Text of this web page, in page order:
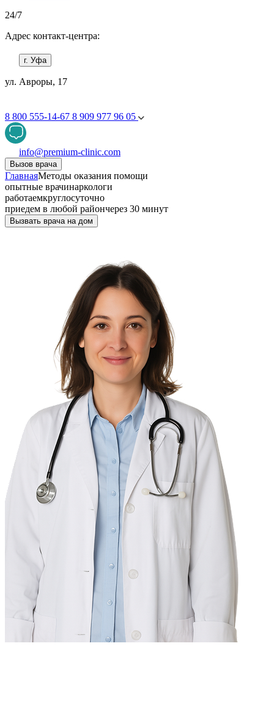
24/7
Адрес контакт-центра:
г. Уфа
ул. Авроры, 17
8 800 555-14-67 8 909 977 96 05
info@premium-clinic.com
Вызов врача
ГлавнаяМетоды оказания помощи
опытные врачинаркологи
работаемкруглосуточно
приедем в любой райончерез 30 минут
Вызвать врача на дом